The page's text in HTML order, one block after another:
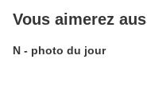
Vous aimerez
N - photo du jour